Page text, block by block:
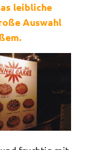
leibliche
Auswahl